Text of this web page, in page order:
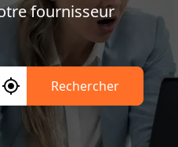
fournisseur
Rechercher